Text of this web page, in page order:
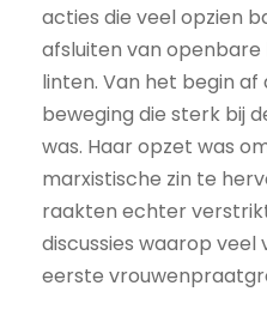
acties die veel opzien
afsluiten van
linten. Van het begin af
beweging die sterk bij
was. Haar opzet was
marxistische zin te
raakten echter
discussies waarop
eerste